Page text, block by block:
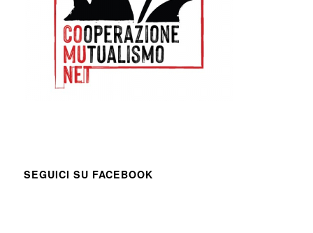
SEGUICI SU FACEBOOK